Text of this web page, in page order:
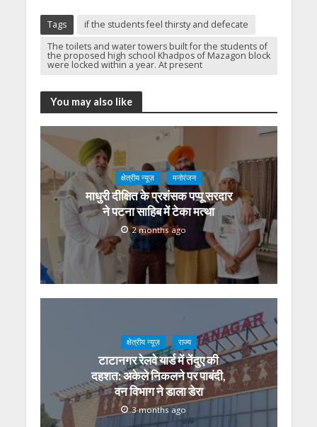
Tags
if the students feel thirsty and defecate
The toilets and water towers built for the students of
the proposed high school Khadpos of Mazagon block
were locked within a year. At present
You may also like
क्षेत्रीय न्यूज़ मनोरंजन
माधुरी दीक्षित के प्रशंसक पप्पू सरदार
ने पटना साहिब में टेका मत्था
2 months ago
क्षेत्रीय न्यूज़ राज्य
टाटानगर रेलवे यार्ड में तेंदुए की
दहशत: अकेले निकलने पर पाबंदी,
वन विभाग ने डाला डेरा
3 months ago